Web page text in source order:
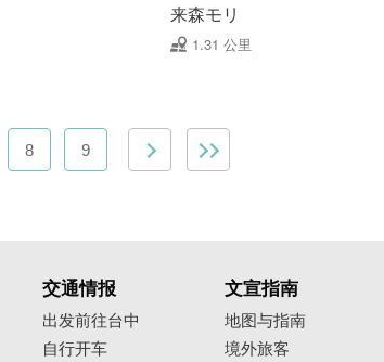
来森モリ
1.31 公里
8 9
交通情报
出发前往台中
自行开车
文宣指南
地图与指南
境外旅客